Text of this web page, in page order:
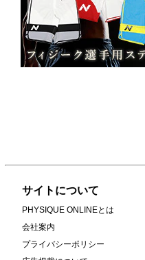
サイトについて
PHYSIQUE ONLINEとは
会社案内
プライバシーポリシー